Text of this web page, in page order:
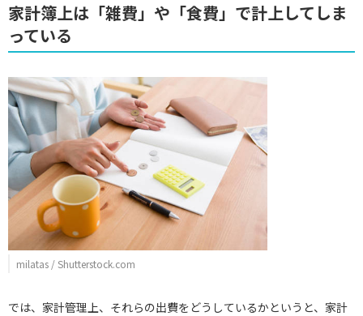
家計簿上は「雑費」や「食費」で計上してしま
っている
milatas / Shutterstock.com
では、家計管理上、それらの出費をどうしているかというと、家計